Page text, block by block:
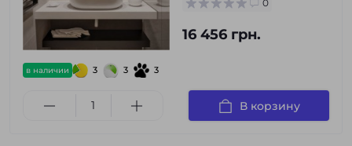
в наличии 3 3 3
0
16 456 грн.
В корзину